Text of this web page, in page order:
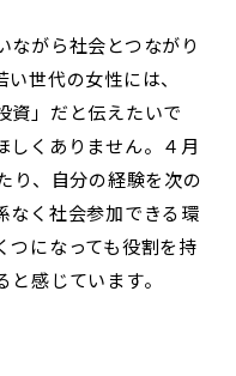
ながら社会とつながり
世代の女性には、
資」だと伝えたいで
しくありません。４月
り、自分の経験を次の
なく社会参加できる環
つになっても役割を持
感じています。